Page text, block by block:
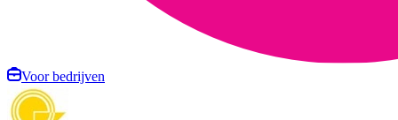
Voor bedrijven